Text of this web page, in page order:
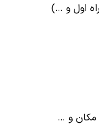
اول و …)
مکان و …